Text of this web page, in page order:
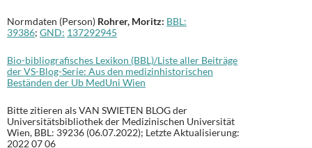
Normdaten (Person) Rohrer, Moritz: BBL:
39386; GND: 137292945
Bio-bibliografisches Lexikon (BBL)/Liste aller Beiträge
der VS-Blog-Serie: Aus den medizinhistorischen
Beständen der Ub MedUni Wien
Bitte zitieren als VAN SWIETEN BLOG der
Universitätsbibliothek der Medizinischen Universität
Wien, BBL: 39236 (06.07.2022); Letzte Aktualisierung:
2022 07 06